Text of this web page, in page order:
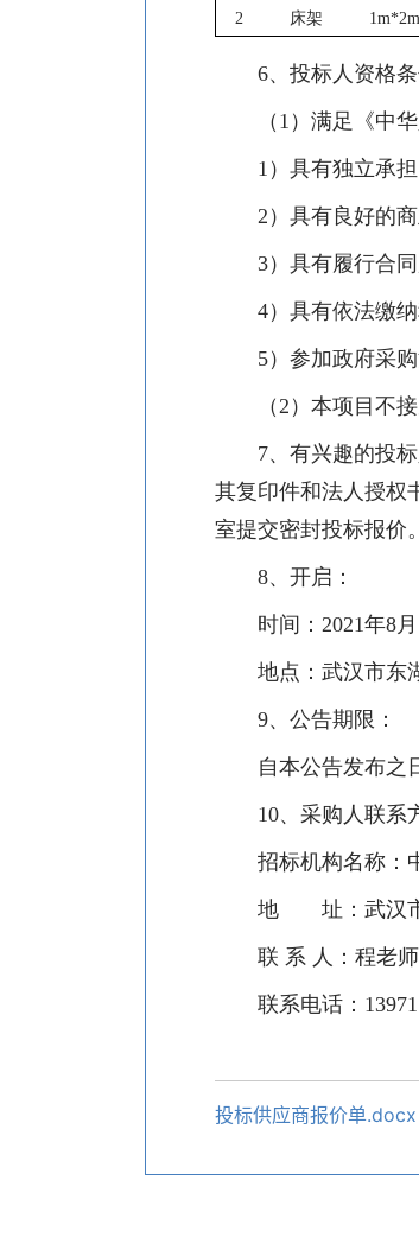
2
床架 1m*2m
6、 投标人资格条
（1）满足《中华
1）具有独立承
2）具有良好的
3）具有履行合
4）具有依法缴
5）参加政府采
（ 2）本项目不
7、有兴趣的投
其复印件和法人授权
室提交密封投标报价。
8、开启：
时间： 2021年8 月
地点：武汉市东
9、公告期限：
自本公告发布之
10、采购人联系
招标机构名称：
地 址：武汉市
联 系 人：程老师
联系电话：
投标供应商报价单.docx